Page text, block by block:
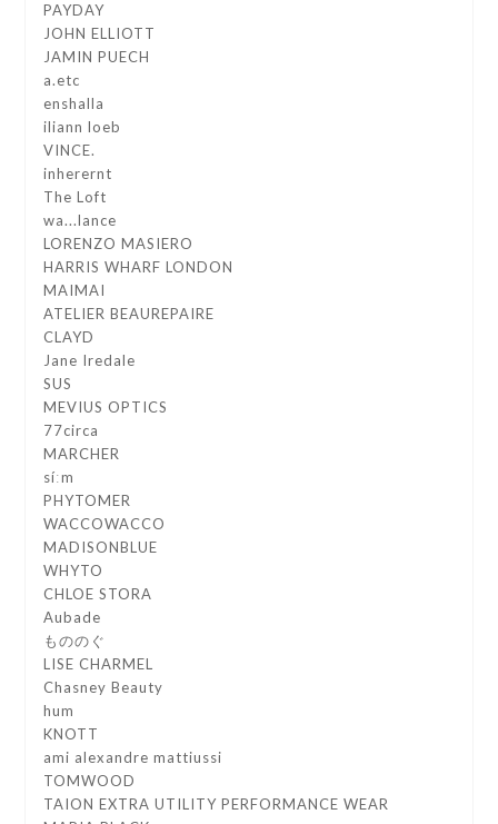
PAYDAY
JOHN ELLIOTT
JAMIN PUECH
a.etc
enshalla
iliann loeb
VINCE.
inherernt
The Loft
wa...lance
LORENZO MASIERO
HARRIS WHARF LONDON
MAIMAI
ATELIER BEAUREPAIRE
CLAYD
Jane Iredale
SUS
MEVIUS OPTICS
77circa
MARCHER
síːm
PHYTOMER
WACCOWACCO
MADISONBLUE
WHYTO
CHLOE STORA
Aubade
もののぐ
LISE CHARMEL
Chasney Beauty
hum
KNOTT
ami alexandre mattiussi
TOMWOOD
TAION EXTRA UTILITY PERFORMANCE WEAR